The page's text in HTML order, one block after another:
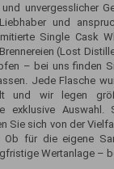
und unvergesslicher
und
Single Cask
(Lost
– bei uns finden
Jede Flasche
und wir legen
exklusive Auswahl.
Sie sich von der
Ob für die eigene
Wertanlage –